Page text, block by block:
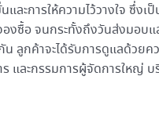
และการให้ความไว้วางใจ ซึ่
ซื้อ จนกระทั้งถึงวันส่งมอบแล
ลูกค้าจะได้รับการดูแลด้วยค
และกรรมการผู้จัดการใหญ่